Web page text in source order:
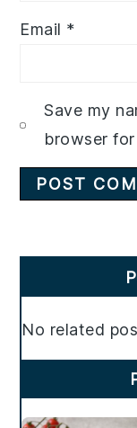
Email *
Save my
browser
Sidebar
No related